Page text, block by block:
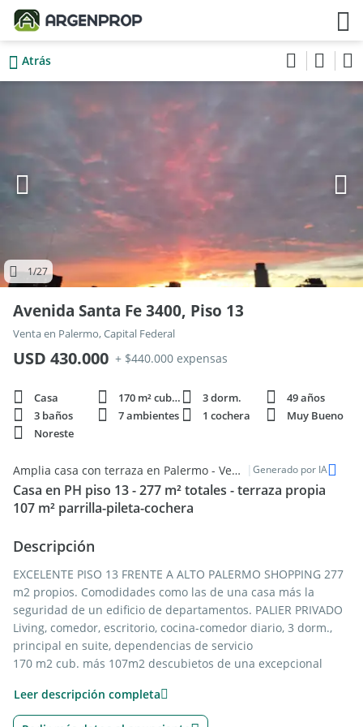
Atrás
1/27
Avenida Santa Fe 3400, Piso 13
Venta en Palermo, Capital Federal
USD 430.000 + $440.000 expensas
Casa 170 m² cubie. 3 dorm.
49 años
3 baños
7 ambientes 1 cochera
Muy Bueno
Noreste
Amplia casa con terraza en Palermo - Venta | Generado por IA
Casa en PH piso 13 - 277 m² totales - terraza propia
107 m² parrilla-pileta-cochera
Descripción
EXCELENTE PISO 13 FRENTE A ALTO PALERMO SHOPPING 277
m2 propios. Comodidades como las de una casa más la
seguridad de un edificio de departamentos. PALIER PRIVADO
Living, comedor, escritorio, cocina-comedor diario, 3 dorm.,
principal en suite, dependencias de servicio
170 m2 cub. más 107m2 descubietos de una excepcional
disfrutar de un asado al aire libre, descansar en reposeras y
hasta en una hamaca paraguaya, también el placer de un día
Leer descripción completa